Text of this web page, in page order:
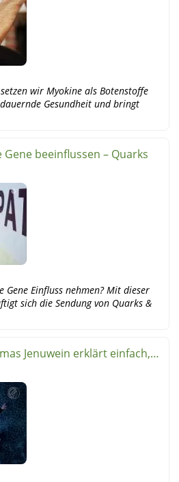
wir Myokine als Botenstoffe
Gesundheit und bringt
beeinflussen – Quarks
Gene Einfluss nehmen? Mit dieser
sich die Sendung von Quarks &
Jenuwein erklärt einfach,